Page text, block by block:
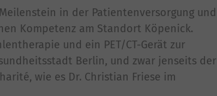
in der Patientenversorgung und
Kompetenz am Standort Köpenick.
und ein PET/CT-Gerät zur
Berlin, und zwar jenseits der
wie es Dr. Christian Friese im